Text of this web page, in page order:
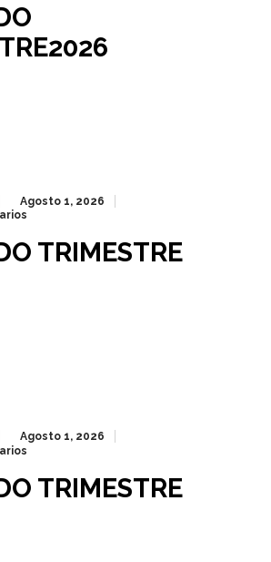
Agosto 1, 2026
TRIMESTRE
Agosto 1, 2026
TRIMESTRE